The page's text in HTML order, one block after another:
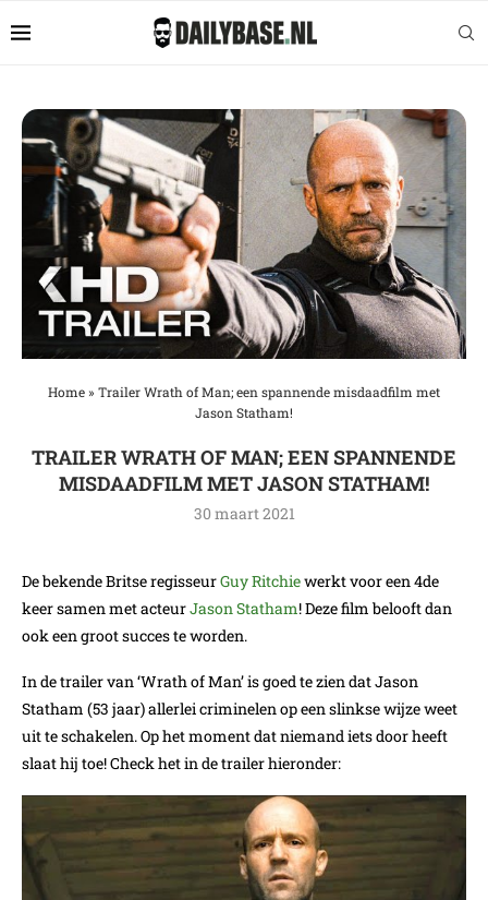
Home» Trailer Wrath of Man; een spannende misdaadfilm met
Jason Statham!
TRAILER WRATH OF MAN; EEN SPANNENDE
MISDAADFILM MET JASON STATHAM!
30 maart 2021
De bekende Britse regisseurGuy Ritchiewerkt voor een 4de
keer samen met acteurJason Statham! Deze film belooft dan
ook een groot succes te worden.
In de trailer van ‘Wrath of Man’ is goed te zien dat Jason
Statham (53 jaar) allerlei criminelen op een slinkse wijze weet
uit te schakelen. Op het moment dat niemand iets door heeft
slaat hij toe! Check het in de trailer hieronder: